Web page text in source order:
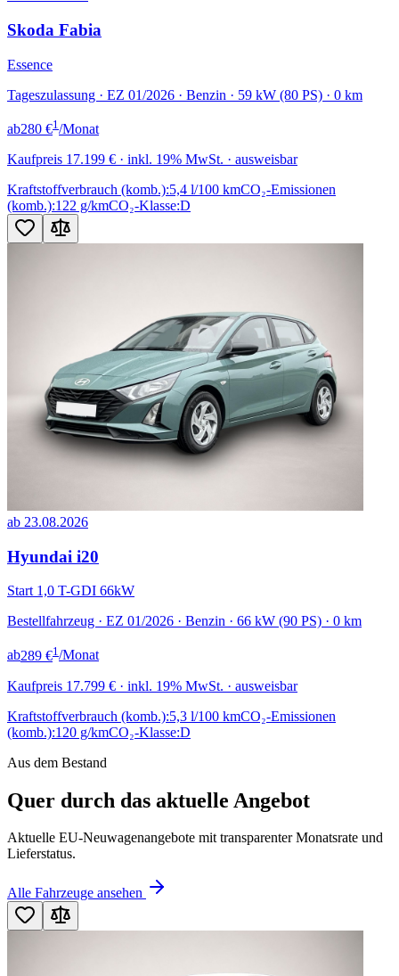
Skoda Fabia
Essence
Tageszulassung · EZ 01/2026 · Benzin · 59 kW (80 PS) · 0 km
ab280 €1 /Monat
Kaufpreis 17.199 € · inkl. 19% MwSt. · ausweisbar
Kraftstoffverbrauch (komb.):5,4 l/100 kmCO₂-Emissionen
(komb.):122 g/kmCO₂-Klasse:D
ab 23.08.2026
Hyundai i20
Start 1,0 T-GDI 66kW
Bestellfahrzeug · EZ 01/2026 · Benzin · 66 kW (90 PS) · 0 km
ab289 €1 /Monat
Kaufpreis 17.799 € · inkl. 19% MwSt. · ausweisbar
Kraftstoffverbrauch (komb.):5,3 l/100 kmCO₂-Emissionen
(komb.):120 g/kmCO₂-Klasse:D
Aus dem Bestand
Quer durch das aktuelle Angebot
Aktuelle EU-Neuwagenangebote mit transparenter Monatsrate und
Lieferstatus.
Alle Fahrzeuge ansehen